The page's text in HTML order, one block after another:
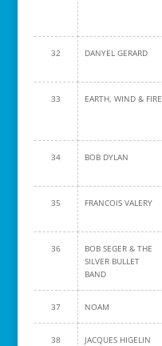
32 DANYEL GERARD
33 EARTH, WIND & FIRE
34 BOB DYLAN
35 FRANCOIS VALERY
36
BOB SEGER & THE
SILVER BULLET
BAND
37 NOAM
38 JACQUES HIGELIN